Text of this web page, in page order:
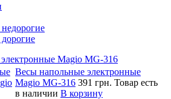
Magio MG-316
Весы напольные электронные
Magio MG-316 391 грн. Товар есть
в наличии В корзину